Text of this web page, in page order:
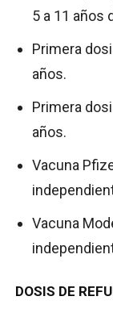
5 a 11 años
Primera
años.
Primera
años.
Vacuna
Vacuna
DOSIS DE